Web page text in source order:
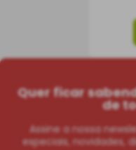
Quer ficar
de
Assine a nossa
especiais, novidades,